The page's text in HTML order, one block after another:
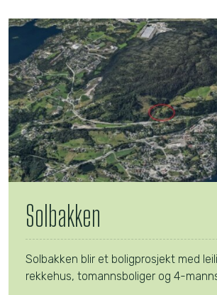
Solbakken
Solbakken blir et boligprosjekt med
rekkehus, tomannsboliger og 4-